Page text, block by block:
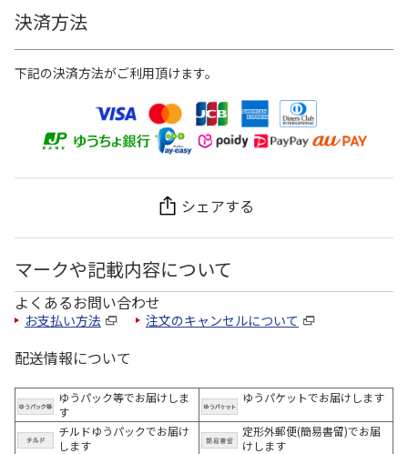
決済方法
下記の決済方法がご利用頂けます。
シェアする
マークや記載内容について
よくあるお問い合わせ
お支払い方法 注文のキャンセルについて
配送情報について
ゆうパック等でお届けしま
す
ゆうパケットでお届けします
チルドゆうパックでお届け
します
定形外郵便(簡易書留)でお届
けします